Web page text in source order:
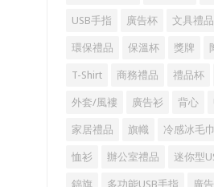
USB手指 廣告杯 文具禮品
環保禮品 保溫杯 獎牌
T-Shirt 商務禮品 禮品杯
外套/風褸 廣告衫 背心
家居禮品 旗幟 冷感冰毛巾
恤衫 辦公室禮品 迷你型
錦旗 多功能USB手指 廣